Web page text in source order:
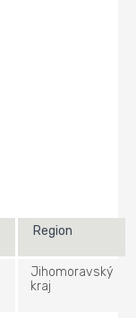
Region
Jihomoravský
kraj